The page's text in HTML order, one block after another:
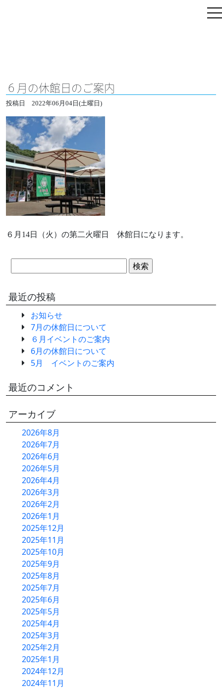
HOME
農産物直売所
バーベキュー
物産コーナー
軽食コーナー
別館ふるさとハウス
ベーカリー＆カフェ
ふるさと木の家
アクセス
６月の休館日のご案内
投稿日 2022年06月04日(土曜日)
６月14日（火）の第二火曜日 休館日になります。
最近の投稿
お知らせ
7月の休館日について
６月イベントのご案内
6月の休館日について
5月 イベントのご案内
最近のコメント
アーカイブ
2026年8月
2026年7月
2026年6月
2026年5月
2026年4月
2026年3月
2026年2月
2026年1月
2025年12月
2025年11月
2025年10月
2025年9月
2025年8月
2025年7月
2025年6月
2025年5月
2025年4月
2025年3月
2025年2月
2025年1月
2024年12月
2024年11月